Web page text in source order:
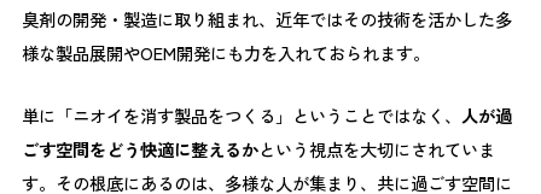
臭剤の開発・製造に取り組まれ、近年ではその技術を活かした多
様な製品展開やOEM開発にも力を入れておられます。
単に「ニオイを消す製品をつくる」ということではなく、 人が過
ごす空間をどう快適に整えるかという視点を大切にされていま
す。その根底にあるのは、多様な人が集まり、共に過ごす空間に